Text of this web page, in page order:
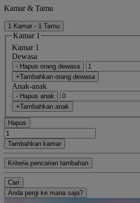
Kamar & Tamu
1 Kamar - 1 Tamu
Kamar 1
Kamar 1
Dewasa
- Hapus orang dewasa
+Tambahkan orang dewasa
Anak-anak
- Hapus anak
+Tambahkan anak
Hapus
Tambahkan kamar
Kriteria pencarian tambahan
Cari
Anda pergi ke mana saja?